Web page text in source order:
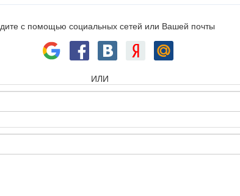
с помощью социальных сетей или Вашей почты
ИЛИ